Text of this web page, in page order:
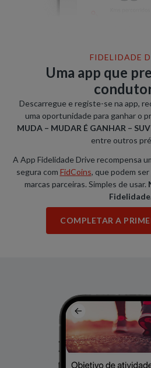
FIDELIDADE
Uma app que
Descarregue e registe-se na app,
uma oportunidade para ganhar o
MUDA – MUDAR É GANHAR –
entre outros
A App Fidelidade Drive recompensa
segura com FidCoins, que podem
marcas parceiras. Simples de usar.
COMPLETAR A